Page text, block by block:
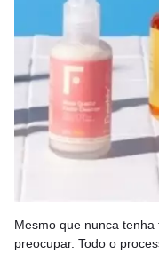
Mesmo que nunca
preocupar. Todo o